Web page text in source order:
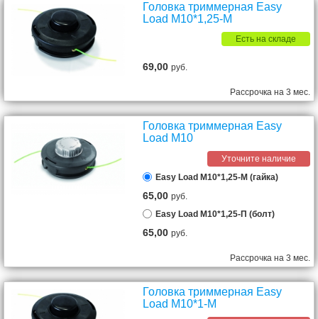
Головка триммерная Easy
Load М10*1,25-М
Есть на складе
69,00руб.
Рассрочка на 3 мес.
Головка триммерная Easy
Load M10
Уточните наличие
Easy Load M10*1,25-М (гайка)
65,00руб.
Easy Load М10*1,25-П (болт)
65,00руб.
Рассрочка на 3 мес.
Головка триммерная Easy
Load M10*1-М